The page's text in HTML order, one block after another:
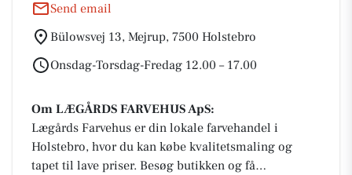
Send email
Bülowsvej 13, Mejrup, 7500 Holstebro
Onsdag-Torsdag-Fredag 12.00 – 17.00
Om LÆGÅRDS FARVEHUS ApS:
Lægårds Farvehus er din lokale farvehandel i
Holstebro, hvor du kan købe kvalitetsmaling og
tapet til lave priser. Besøg butikken og få